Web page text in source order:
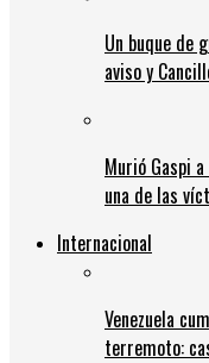
Un buque de
aviso y
Murió Gaspi
una de las
Internacional
Venezuela
terremoto: